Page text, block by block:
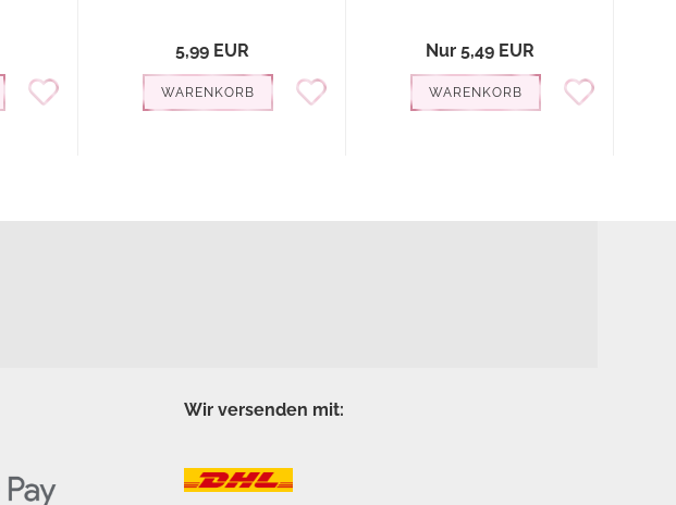
5,99 EUR
WARENKORB
Nur 5,49 EUR
WARENKORB
Wir versenden mit: